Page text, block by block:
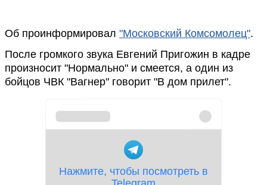
Об проинформировал "Московский Комсомолец".
После громкого звука Евгений Пригожин в кадре
произносит "Нормально" и смеется, а один из
бойцов ЧВК "Вагнер" говорит "В дом прилет".